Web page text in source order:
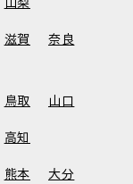
山梨
滋賀
奈良
鳥取 山口
高知
熊本
大分